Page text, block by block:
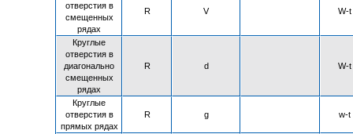
отверстия в
смещенных
рядах
R V W-t
Круглые
отверстия в
диагонально
смещенных
рядах
R d W-t
Круглые
отверстия в
прямых рядах
R g w-t